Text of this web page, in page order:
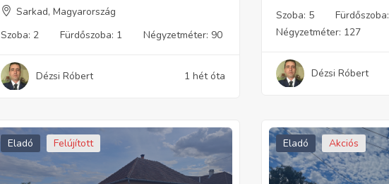
Sarkad, Magyarország
Szoba: 2 Fürdőszoba: 1 Négyzetméter: 90
Dézsi Róbert 1 hét óta
Szoba: 5 Fürdőszoba:
Négyzetméter: 127
Dézsi Róbert
Eladó Felújított Eladó Akciós